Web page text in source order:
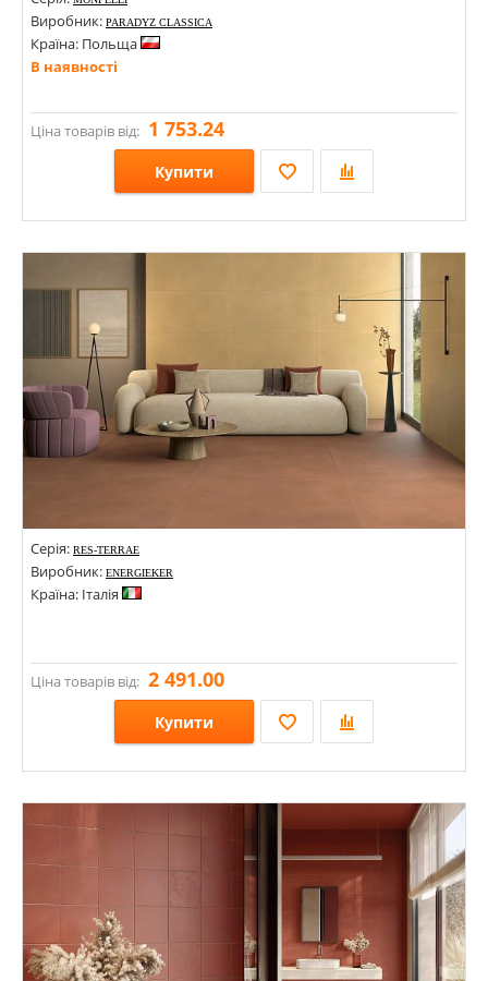
Виробник: PARADYZ CLASSICA
Країна: Польща
В наявності
Ціна товарів від: 1 753.24
Купити
Розміри: 198х298; 65х298;
Стилі: Мозаїка; Під мозаїку; Кабанчик; Під цеглу;
Серія: RES-TERRAE
Виробник: ENERGIEKER
Країна: Італія
Ціна товарів від: 2 491.00
Купити
Розміри: 600х600х9;
Стилі: Під бетон; Під камінь;
Кольори: